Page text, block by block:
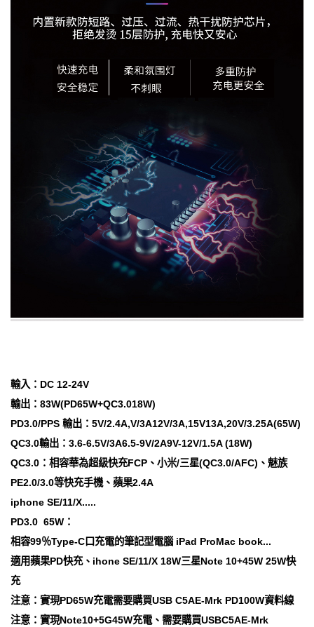
輸入：DC 12-24V
輸出：83W(PD65W+QC3.018W)
PD3.0/PPS 輸出：5V/2.4A,V/3A12V/3A,15V13A,20V/3.25A(65W)
QC3.0輸出：3.6-6.5V/3A6.5-9V/2A9V-12V/1.5A (18W)
QC3.0：相容華為超級快充FCP、小米/三星(QC3.0/AFC)、魅族
PE2.0/3.0等快充手機、蘋果2.4A
iphone SE/11/X.....
PD3.0 65W：
相容99％Type-C口充電的筆記型電腦 iPad ProMac book...
適用蘋果PD快充、ihone SE/11/X 18W三星Note 10+45W 25W快
充
注意：實現PD65W充電需要購買USB C5AE-Mrk PD100W資料線
注意：實現Note10+5G45W充電、需要購買USBC5AE-Mrk